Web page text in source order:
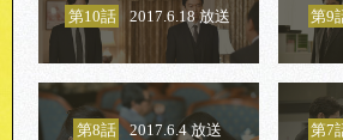
第10話 2017.6.18 放送 第9
第8話 2017.6.4 放送 第7